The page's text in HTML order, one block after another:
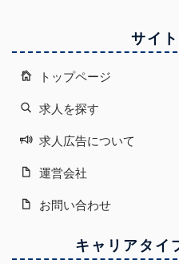
サイ
トップページ
求人を探す
求人広告について
運営会社
お問い合わせ
キャリアタイ